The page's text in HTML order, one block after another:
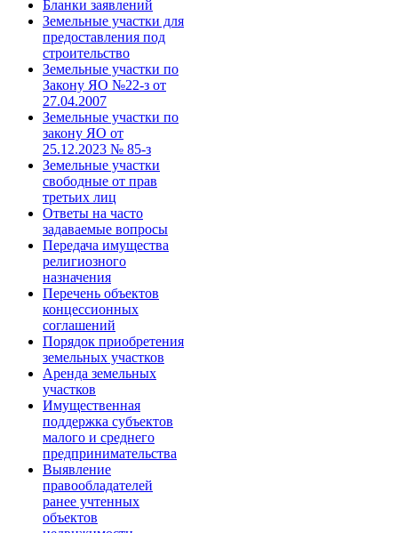
Бланки заявлений
Земельные участки для
предоставления под
строительство
Земельные участки по
Закону ЯО №22-з от
27.04.2007
Земельные участки по
закону ЯО от
25.12.2023 № 85-з
Земельные участки
свободные от прав
третьих лиц
Ответы на часто
задаваемые вопросы
Передача имущества
религиозного
назначения
Перечень объектов
концессионных
соглашений
Порядок приобретения
земельных участков
Аренда земельных
участков
Имущественная
поддержка субъектов
малого и среднего
предпринимательства
Выявление
правообладателей
ранее учтенных
объектов